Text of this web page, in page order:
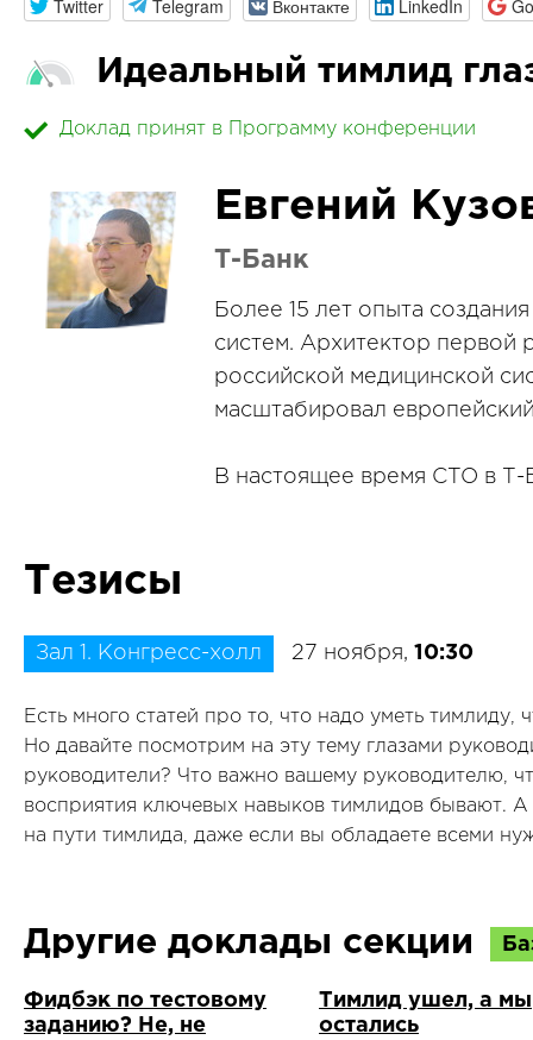
Twitter Telegram Вконтакте LinkedIn
Идеальный тимлид
Доклад принят в Программу конференции
Евгений
Т-Банк
Более 15 лет опыта
систем. Архитектор первой
российской медицинской
масштабировал
В настоящее время CTO в Т-
Тезисы
Зал 1. Конгресс-холл 27 ноября, 10:30
Есть много статей про то, что надо уметь
Но давайте посмотрим на эту тему глазами
руководители? Что важно вашему руководителю,
восприятия ключевых навыков тимлидов бывают.
на пути тимлида, даже если вы обладаете всеми
Другие доклады секции
Фидбэк по тестовому
заданию? Не, не
Тимлид ушел, а мы
остались